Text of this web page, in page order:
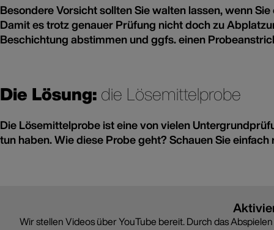
Besondere Vorsicht sollten Sie walten lassen, wenn
Damit es trotz genauer Prüfung nicht doch zu
Beschichtung abstimmen und ggfs. einen
Die Lösung:die Lösemittelprobe
Die Lösemittelprobe ist eine von vielen
tun haben. Wie diese Probe geht? Schauen Sie einfach
Wir stellen Videos über YouTube bereit. Durch das